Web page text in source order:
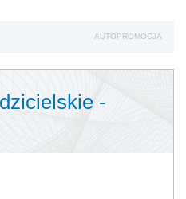
AUTOPROMOCJA
-